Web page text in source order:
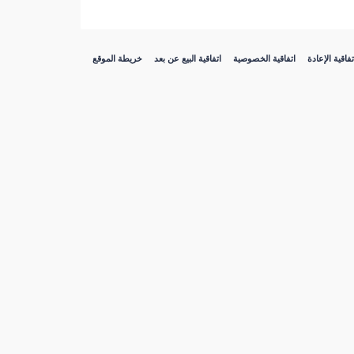
خريطة الموقع اتفاقية البيع عن بعد اتفاقية الخصوصية الإعادة